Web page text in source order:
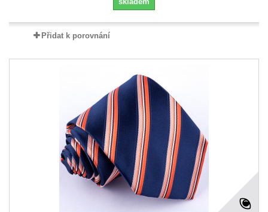
Přidat k porovnání